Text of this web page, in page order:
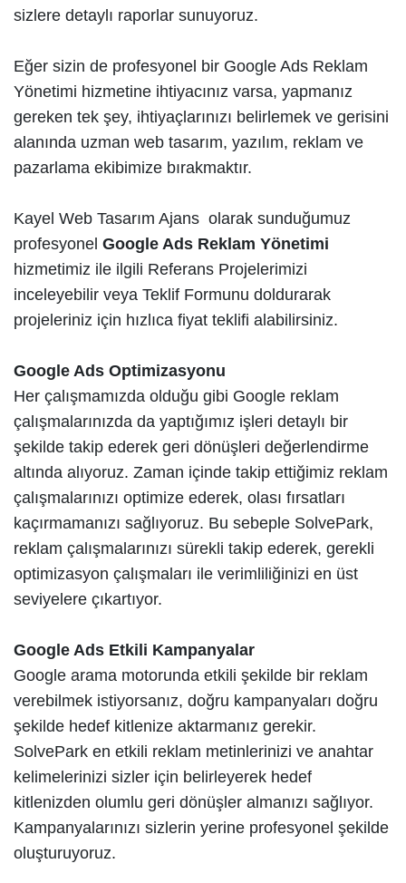
sizlere detaylı raporlar sunuyoruz.
Eğer sizin de profesyonel bir Google Ads Reklam
Yönetimi hizmetine ihtiyacınız varsa, yapmanız
gereken tek şey, ihtiyaçlarınızı belirlemek ve gerisini
alanında uzman web tasarım, yazılım, reklam ve
pazarlama ekibimize bırakmaktır.
Kayel Web Tasarım Ajans olarak sunduğumuz
profesyonel Google Ads Reklam Yönetimi
hizmetimiz ile ilgili Referans Projelerimizi
inceleyebilir veya Teklif Formunu doldurarak
projeleriniz için hızlıca fiyat teklifi alabilirsiniz.
Google Ads Optimizasyonu
Her çalışmamızda olduğu gibi Google reklam
çalışmalarınızda da yaptığımız işleri detaylı bir
şekilde takip ederek geri dönüşleri değerlendirme
altında alıyoruz. Zaman içinde takip ettiğimiz reklam
çalışmalarınızı optimize ederek, olası fırsatları
kaçırmamanızı sağlıyoruz. Bu sebeple SolvePark,
reklam çalışmalarınızı sürekli takip ederek, gerekli
optimizasyon çalışmaları ile verimliliğinizi en üst
seviyelere çıkartıyor.
Google Ads Etkili Kampanyalar
Google arama motorunda etkili şekilde bir reklam
verebilmek istiyorsanız, doğru kampanyaları doğru
şekilde hedef kitlenize aktarmanız gerekir.
SolvePark en etkili reklam metinlerinizi ve anahtar
kelimelerinizi sizler için belirleyerek hedef
kitlenizden olumlu geri dönüşler almanızı sağlıyor.
Kampanyalarınızı sizlerin yerine profesyonel şekilde
oluşturuyoruz.